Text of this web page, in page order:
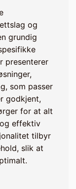
og
grundig
presenterer
som passer
godkjent,
for at alt
effektiv
tilbyr
slik at